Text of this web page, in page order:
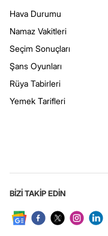
Hava Durumu
Namaz Vakitleri
Seçim Sonuçları
Şans Oyunları
Rüya Tabirleri
Yemek Tarifleri
BİZİ TAKİP EDİN